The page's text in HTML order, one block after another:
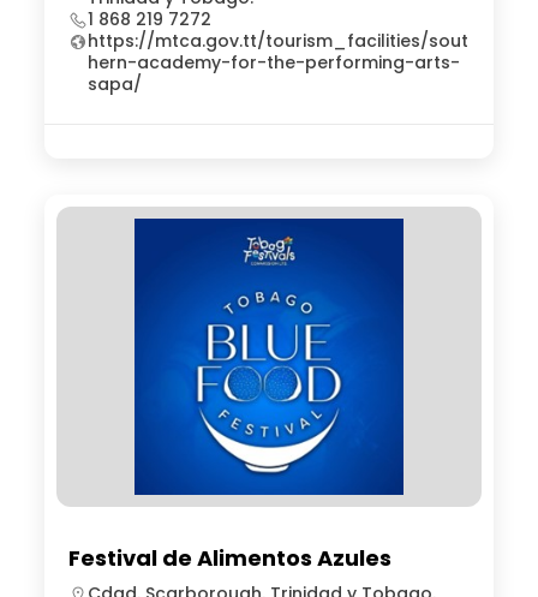
1 868 219 7272
https://mtca.gov.tt/tourism_facilities/sout
hern-academy-for-the-performing-arts-
sapa/
Festival de Alimentos Azules